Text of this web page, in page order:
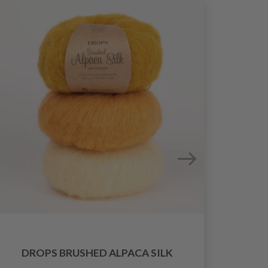
DROPS BRUSHED ALPACA SILK